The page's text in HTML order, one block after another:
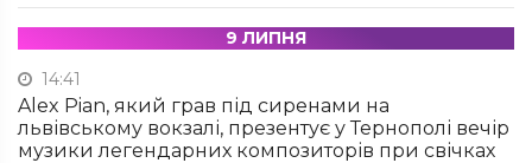
9 ЛИПНЯ
14:41
Alex Pian, який грав під сиренами на
львівському вокзалі, презентує у Тернополі вечір
музики легендарних композиторів при свічках